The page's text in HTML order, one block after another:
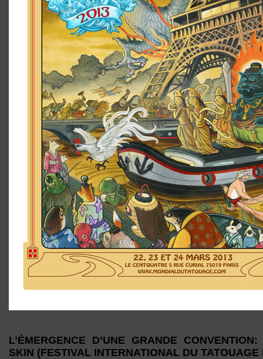
L’ÉMERGENCE D’UNE GRANDE
SKIN (FESTIVAL INTERNATIONAL DU